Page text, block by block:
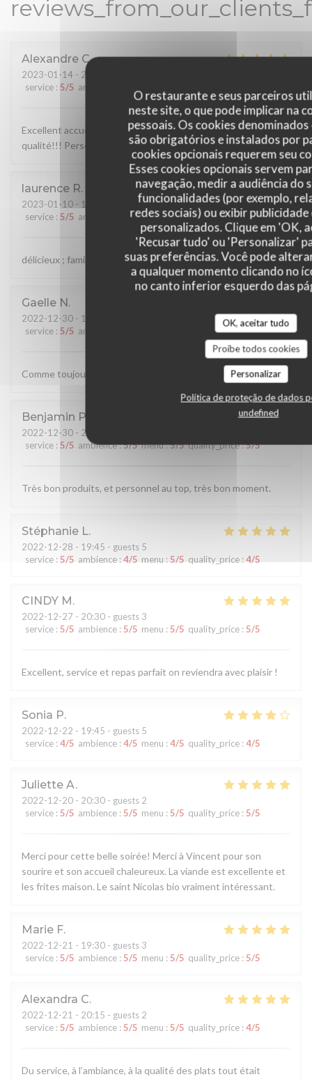
O restaurante e seus parceiros
neste site, o que pode implicar na
pessoais. Os cookies denominados
são obrigatórios e instalados por
cookies opcionais requerem seu
Esses cookies opcionais servem
navegação, medir a audiência do
funcionalidades (por exemplo,
redes sociais) ou exibir
personalizados. Clique em 'OK,
'Recusar tudo' ou 'Personalizar'
suas preferências. Você pode
a qualquer momento clicando no
no canto inferior esquerdo das
OK, aceitar tudo
Proíbe todos cookies
Personalizar
Política de proteção de dados
undefined
Alexandre C
2023-01-14 - 21:00 - guests 2
service : 5/5 ambience
Excellent accueil, nous avons très bien mangé, produits de
qualité!!! Personnel au top
laurence R
2023-01-10 - 19:30 - guests 9
service : 5/5 ambience /5 menu: 5/5 quality_price: 5/5
délicieux ; familial ; original ; très bon accueil et service
Gaelle N
2022-12-30 - 19:15 - guests 4
service : 5/5 ambience quality_price:5/5
Comme toujours, des plats et un service au top
Benjamin P
2022-12-30 - 21:15 - guests 3
service : 5/5 ambience:5/5 menu:5/5 quality_price:5/5
Très bon produits, et personnel au top, très bon moment.
Stéphanie L
2022-12-28 - 19:45 - guests 5
service : 5/5 ambience : 4/5 menu : 5/5 quality_price : 4/5
CINDY M
2022-12-27 - 20:30 - guests 3
service : 5/5 ambience : 5/5 menu : 5/5 quality_price : 5/5
Excellent, service et repas parfait on reviendra avec plaisir !
Sonia P
2022-12-22 - 19:45 - guests 5
service : 4/5 ambience : 4/5 menu : 4/5 quality_price : 4/5
Juliette A
2022-12-20 - 20:30 - guests 2
service : 5/5 ambience : 5/5 menu : 5/5 quality_price : 5/5
Merci pour cette belle soirée! Merci à Vincent pour son
sourire et son accueil chaleureux. La viande est excellente et
les frites maison. Le saint Nicolas bio vraiment intéressant.
Marie F
2022-12-21 - 19:30 - guests 3
service : 5/5 ambience : 5/5 menu : 5/5 quality_price : 5/5
Alexandra C
2022-12-21 - 20:15 - guests 2
service : 5/5 ambience : 5/5 menu : 5/5 quality_price : 4/5
Du service, à l’ambiance, à la qualité des plats tout était